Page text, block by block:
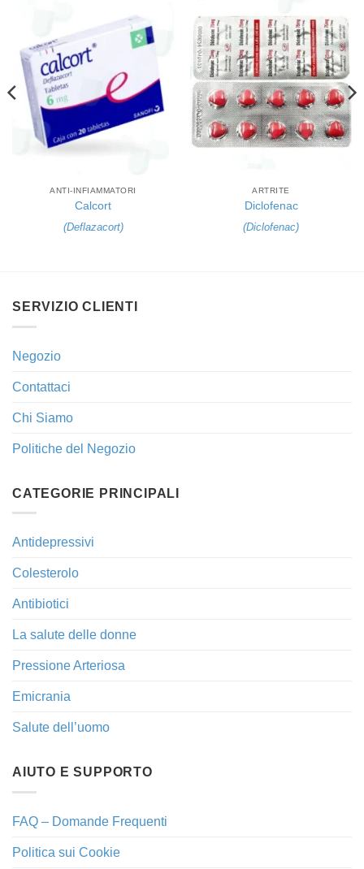
ANTI-INFIAMMATORI
Calcort
(Deflazacort)
ARTRITE
Diclofenac
(Diclofenac)
SERVIZIO CLIENTI
Negozio
Contattaci
Chi Siamo
Politiche del Negozio
CATEGORIE PRINCIPALI
Antidepressivi
Colesterolo
Antibiotici
La salute delle donne
Pressione Arteriosa
Emicrania
Salute dell’uomo
AIUTO E SUPPORTO
FAQ – Domande Frequenti
Politica sui Cookie